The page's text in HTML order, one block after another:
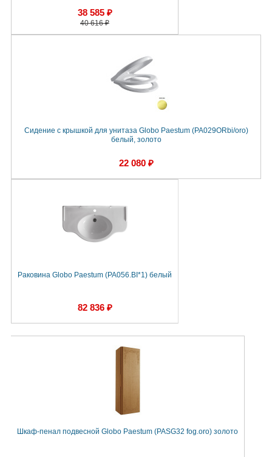
38 585 ₽
40 616 ₽
Сидение с крышкой для унитаза Globo Paestum (PA029ORbi/oro)
белый, золото
22 080 ₽
Раковина Globo Paestum (PA056.BI*1) белый
82 836 ₽
Шкаф-пенал подвесной Globo Paestum (PASG32 fog.oro) золото